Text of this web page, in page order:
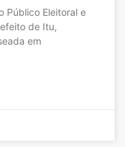
Público Eleitoral e
de Itu,
em